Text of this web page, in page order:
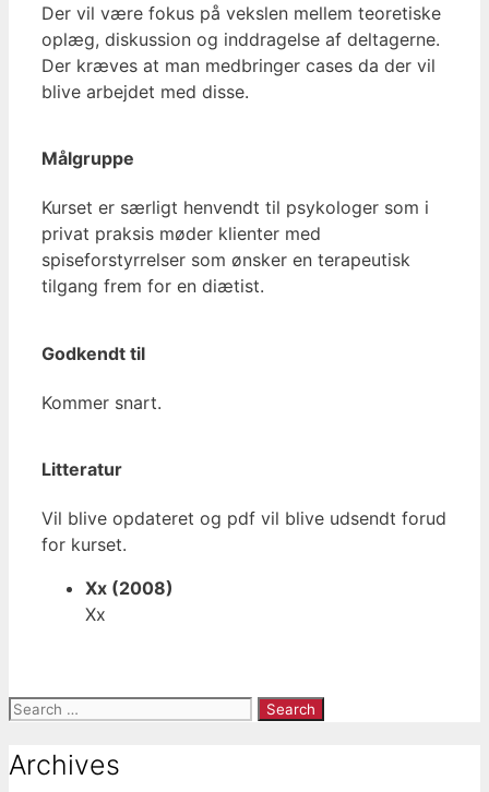
Der vil være fokus på vekslen mellem teoretiske
oplæg, diskussion og inddragelse af deltagerne.
Der kræves at man medbringer cases da der vil
blive arbejdet med disse.
Målgruppe
Kurset er særligt henvendt til psykologer som i
privat praksis møder klienter med
spiseforstyrrelser som ønsker en terapeutisk
tilgang frem for en diætist.
Godkendt til
Kommer snart.
Litteratur
Vil blive opdateret og pdf vil blive udsendt forud
for kurset.
Xx (2008)
Xx
Search
Archives